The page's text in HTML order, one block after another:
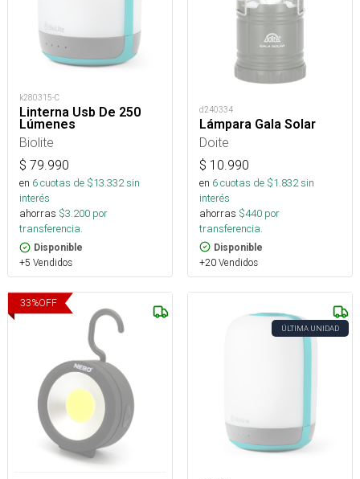
k280315-C
Linterna Usb De 250
Lúmenes
Biolite
$ 79.990
en 6cuotas de $13.332sin
interés
ahorras $3.200 por
transferencia.
Disponible
+5 Vendidos
d240334
Lámpara Gala Solar
Doite
$ 10.990
en 6cuotas de $1.832sin
interés
ahorras $440 por
transferencia.
Disponible
+20 Vendidos
33%OFF
ÚLTIMA UNIDAD